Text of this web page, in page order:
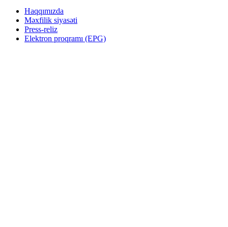
Haqqımızda
Məxfilik siyasəti
Press-reliz
Elektron proqramı (EPG)